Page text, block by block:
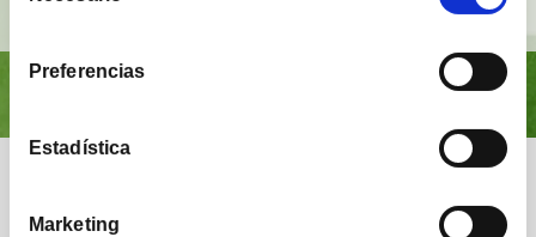
Preferencias
Estadística
Marketing